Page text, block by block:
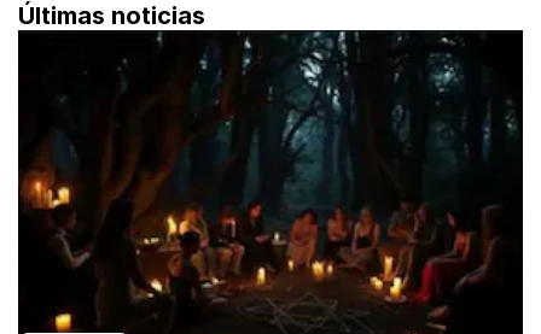
Últimas noticias